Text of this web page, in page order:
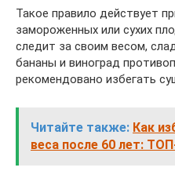
Такое правило действует
замороженных или сухих
следит за своим весом,
бананы и виноград
рекомендовано избегать
Читайте также: Как
веса после 60 лет: